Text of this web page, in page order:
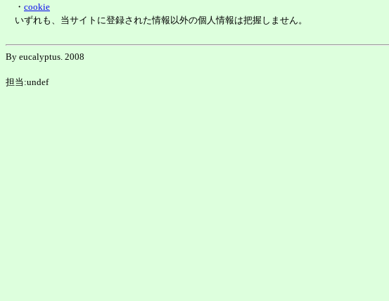
・ cookie
いずれも、当サイトに登録された情報以外の個人情報は把握しません。
By eucalyptus. 2008
担当:undef